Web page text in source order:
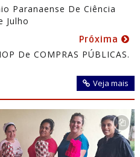
Paranaense De Ciência
Julho
Próxima
De COMPRAS PÚBLICAS.
Veja mais